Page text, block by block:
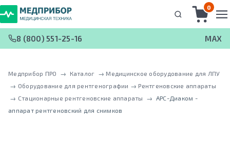
0
8 (800) 551-25-16 MAX
Медприбор ПРО → Каталог → Медицинское оборудование для ЛПУ
→ Оборудование для рентгенографии → Рентгеновские аппараты
→ Стационарные рентгеновские аппараты → АРС-Диаком -
аппарат рентгеновский для снимков